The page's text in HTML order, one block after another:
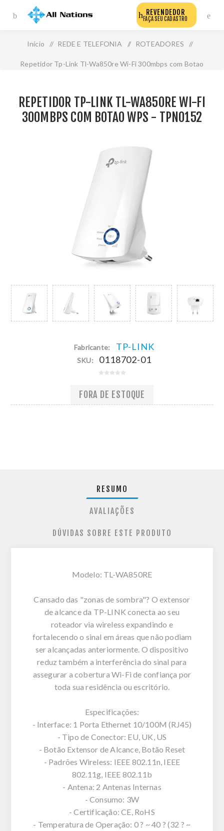
REVENDEDOR
FAÇA SEU CADASTRO
Início / REDE E TELEFONIA / ROTEADORES /
Repetidor Tp-Link Tl-Wa850re Wi-Fi 300mbps com Botao
REPETIDOR TP-LINK TL-WA850RE WI-FI
300MBPS COM BOTAO WPS - TPN0152
Fabricante: TP-LINK
SKU: 0118702-01
FORA DE ESTOQUE
RESUMO
AVALIAÇÕES
DÚVIDAS SOBRE ESTE PRODUTO
Modelo: TL-WA850RE
Cansado das "zonas de sombra"? O extensor
de alcance da TP-LINK conecta ao seu
roteador via wireless expandindo e
fortalecendo o sinal em áreas que não podiam
ser alcançadas anteriormente. O dispositivo
reduz também a interferência do sinal para
assegurar a cobertura Wi-Fi de confiança por
toda sua residência ou escritório.
Especificações:
- Interface: 1 Porta Ethernet 10/100M (RJ45)
- Tipo de Conector: EU, UK, US
- Botão Extensor de Alcance, Botão Reset
- Padrões Wireless: IEEE 802.11n, IEEE
802.11g, IEEE 802.11b
- Antena: 2 Antenas Internas
- Consumo: 3W
- Certificação: CE, RoHS
- Temperatura de Operação: 0 ? ~ 40 ? (32 ? ~